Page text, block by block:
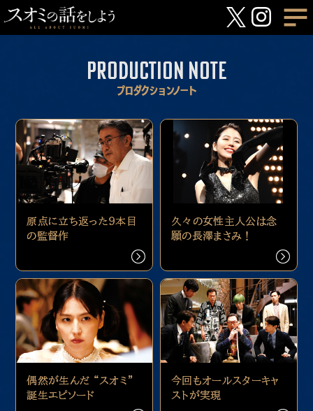
PRODUCTION NOTE
プロダクションノート
原点に立ち返った９本目
の監督作
久々の女性主人公は念
願の長澤まさみ！
偶然が生んだ “スオミ”
誕生エピソード
今回もオールスターキャ
ストが実現